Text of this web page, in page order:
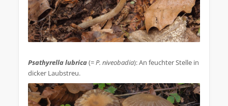
Psathyrella lubrica(=P. niveobadia): An feuchter Stelle in
dicker Laubstreu.